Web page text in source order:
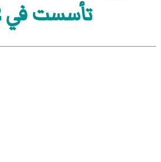
تأسست في 1902